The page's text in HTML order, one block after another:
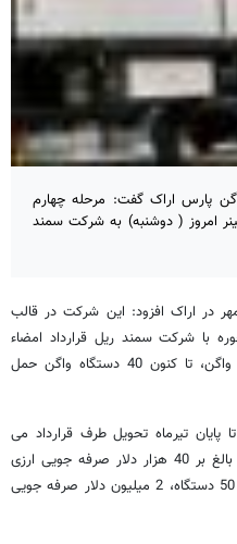
پارس اراک گفت: مرحله چهارم
امروز ( دوشنبه) به شرکت سمند
در اراک افزود: این شرکت در قالب
دو محوره با شرکت سمند ریل قرارداد امضاء
کرده است که با تحویل این 10 دستگاه واگن، تا کنون 40 دستگاه واگن حمل
پایان تیرماه تحویل طرف قرارداد می
شود، اظهارداشت: تولید هر دستگاه واگن بالغ بر 40 هزار دلار صرفه جویی ارزی
در پی دارد که در این قرارداد برای ساخت 50 دستگاه، 2 میلیون دلار صرفه جویی